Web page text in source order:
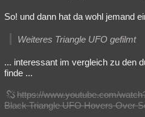
So! und dann hat da wohl jemand
Weiteres Triangle UFO gefilmt
... interessant im vergleich zu den
finde ...
https://www.youtube.com/
Black Triangle UFO Hovers Over